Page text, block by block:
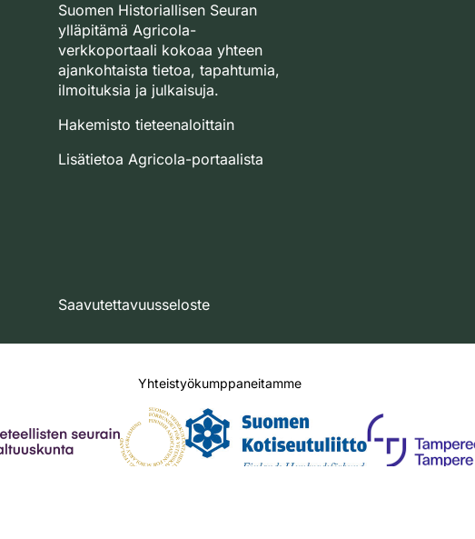
Suomen Historiallisen Seuran
ylläpitämä Agricola-
verkkoportaali kokoaa yhteen
ajankohtaista tietoa, tapahtumia,
ilmoituksia ja julkaisuja.
Hakemisto tieteenaloittain
Lisätietoa Agricola-portaalista
Saavutettavuusseloste
Yhteistyökumppaneitamme